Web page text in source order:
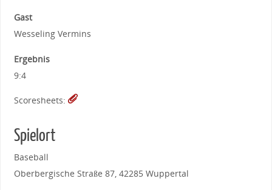
Gast
Wesseling Vermins
Ergebnis
9:4
Scoresheets:
Spielort
Baseball
Oberbergische Straße 87, 42285 Wuppertal